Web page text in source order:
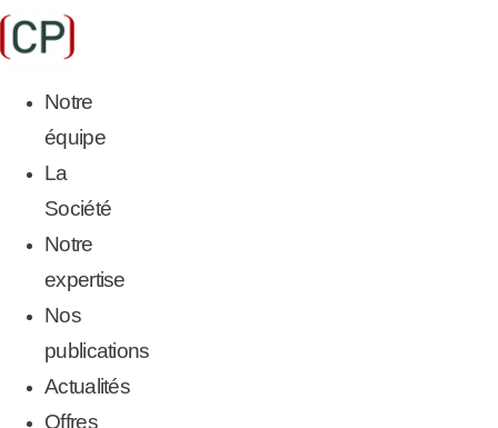
Aller
au
Notre
équipe
La
Société
Notre
expertise
Nos
publications
Actualités
Offres